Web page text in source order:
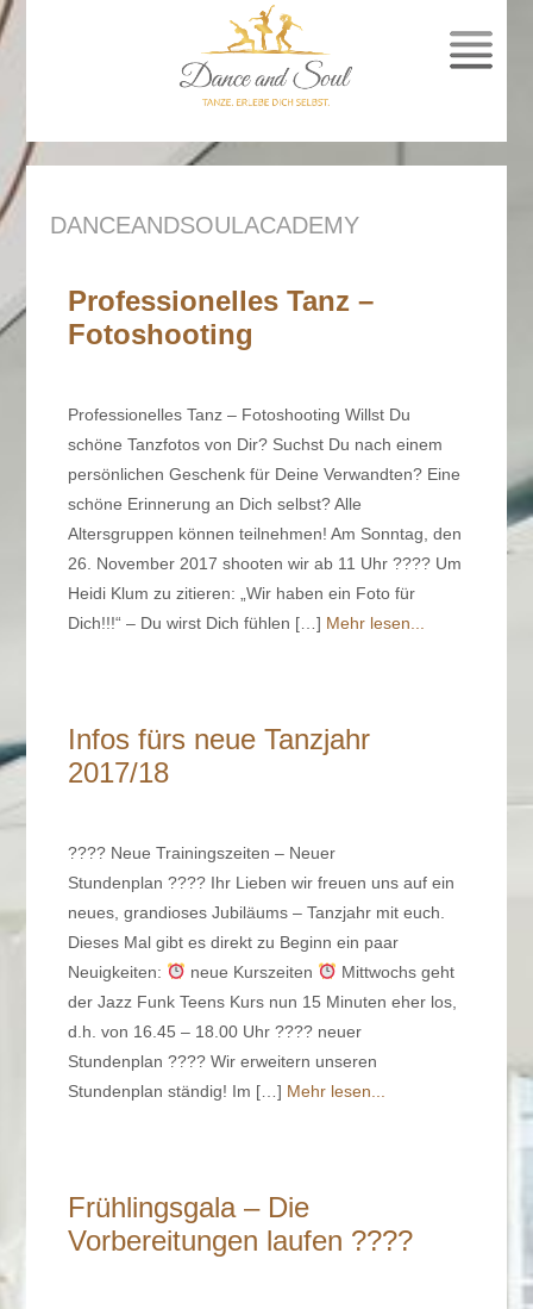
SPRUNG
ZUM
DANCEANDSOULACADEMY
Professionelles Tanz –
Fotoshooting
Professionelles Tanz – Fotoshooting Willst Du
schöne Tanzfotos von Dir? Suchst Du nach einem
persönlichen Geschenk für Deine Verwandten? Eine
schöne Erinnerung an Dich selbst? Alle
Altersgruppen können teilnehmen! Am Sonntag, den
26. November 2017 shooten wir ab 11 Uhr ???? Um
Heidi Klum zu zitieren: „Wir haben ein Foto für
Dich!!!“ – Du wirst Dich fühlen […] Mehr lesen...
Infos fürs neue Tanzjahr
2017/18
???? Neue Trainingszeiten – Neuer
Stundenplan ???? Ihr Lieben wir freuen uns auf ein
neues, grandioses Jubiläums – Tanzjahr mit euch.
Dieses Mal gibt es direkt zu Beginn ein paar
Neuigkeiten:
neue Kurszeiten
Mittwochs geht
der Jazz Funk Teens Kurs nun 15 Minuten eher los,
d.h. von 16.45 – 18.00 Uhr ???? neuer
Stundenplan ???? Wir erweitern unseren
Stundenplan ständig! Im […] Mehr lesen...
Frühlingsgala – Die
Vorbereitungen laufen ????